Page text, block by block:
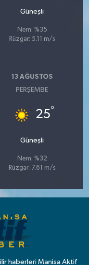
Güneşli
Nem: %35
Rüzgar: 5.11 m/s
13 AĞUSTOS
PERŞEMBE
25°
Güneşli
Nem: %32
Rüzgar: 7.61 m/s
haberleri Manisa Aktif